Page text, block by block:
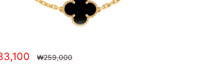
정
₩259,000